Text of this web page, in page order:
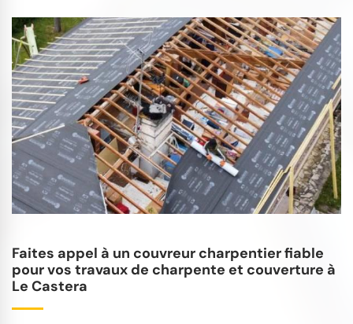
Faites appel à un couvreur charpentier fiable
pour vos travaux de charpente et couverture à
Le Castera